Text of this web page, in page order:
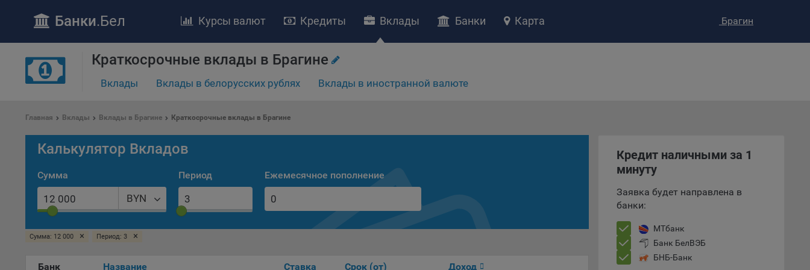
ПОЛОЖЕНИЕ «О политике обработки файлов cookie»
Общество с ограниченной ответственностью «Майфин» (далее –
«Политика»
Беларусь от 7 мая 2021 г. № 99-З «О защите персональных данных» (далее –
«Закон»
файлы cookie, а также каким образом пользователи могут контролировать
Банки.Бел Брагин
Курсы валют Кредиты Вклады Банки Карта
Краткосрочные вклады в Брагине
Вклады Вклады в белорусских рублях Вклады в иностранной валюте
Главная Вклады Вклады в Брагине Краткосрочные вклады в Брагине
Калькулятор Вкладов
Сумма
BYN
Период Ежемесячное пополнение
Сумма: 12 000 × Период: 3 ×
Банк Название Ставка Срок (от) Доход
Кредит наличными за 1
минуту
Заявка будет направлена в
банки:
МТбанк
Банк БелВЭБ
БНБ-Банк